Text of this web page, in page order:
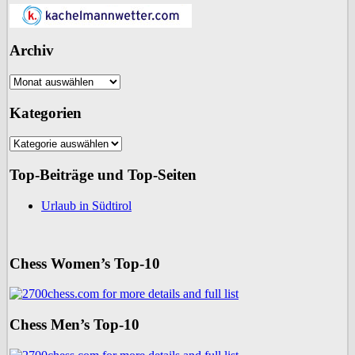
Archiv
Archiv
Kategorien
Kategorien
Top-Beiträge und Top-Seiten
Urlaub in Südtirol
Chess Women’s Top-10
Chess Men’s Top-10